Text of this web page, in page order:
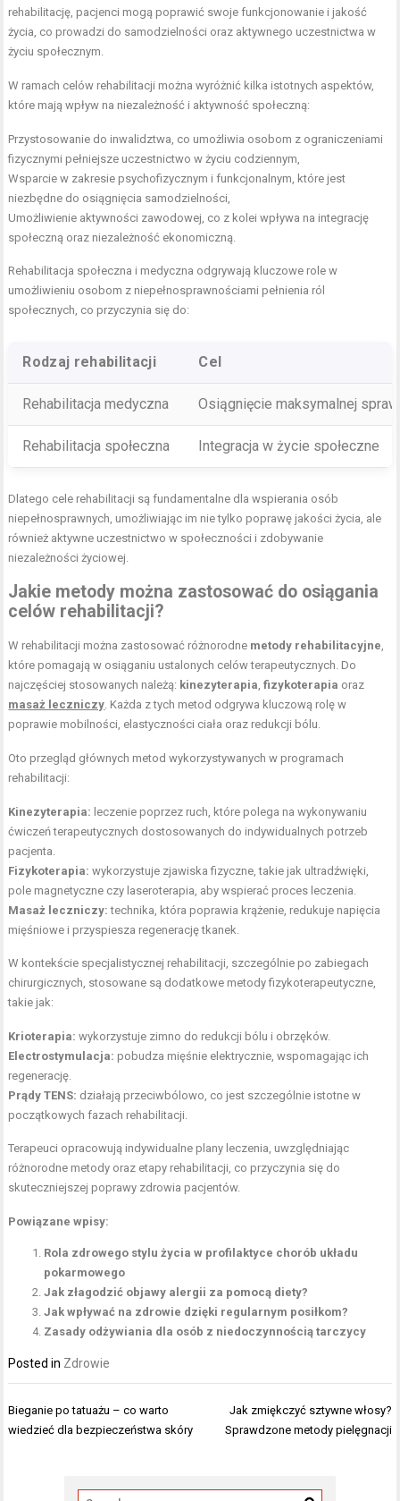
rehabilitację, pacjenci mogą poprawić swoje funkcjonowanie i jakość
życia, co prowadzi do samodzielności oraz aktywnego uczestnictwa w
życiu społecznym.
W ramach celów rehabilitacji można wyróżnić kilka istotnych aspektów,
które mają wpływ na niezależność i aktywność społeczną:
Przystosowanie do inwalidztwa, co umożliwia osobom z ograniczeniami
fizycznymi pełniejsze uczestnictwo w życiu codziennym,
Wsparcie w zakresie psychofizycznym i funkcjonalnym, które jest
niezbędne do osiągnięcia samodzielności,
Umożliwienie aktywności zawodowej, co z kolei wpływa na integrację
społeczną oraz niezależność ekonomiczną.
Rehabilitacja społeczna i medyczna odgrywają kluczowe role w
umożliwieniu osobom z niepełnosprawnościami pełnienia ról
społecznych, co przyczynia się do:
Rodzaj rehabilitacji Cel
Rehabilitacja medyczna Osiągnięcie maksymalnej
Rehabilitacja społeczna Integracja w życie społeczne
Dlatego cele rehabilitacji są fundamentalne dla wspierania osób
niepełnosprawnych, umożliwiając im nie tylko poprawę jakości życia, ale
również aktywne uczestnictwo w społeczności i zdobywanie
niezależności życiowej.
Jakie metody można zastosować do osiągania
celów rehabilitacji?
W rehabilitacji można zastosować różnorodne metody rehabilitacyjne
które pomagają w osiąganiu ustalonych celów terapeutycznych. Do
najczęściej stosowanych należą: kinezyterapia ,fizykoterapia oraz
masaż leczniczy . Każda z tych metod odgrywa kluczową rolę w
poprawie mobilności, elastyczności ciała oraz redukcji bólu.
Oto przegląd głównych metod wykorzystywanych w programach
rehabilitacji:
Kinezyterapia: leczenie poprzez ruch, które polega na wykonywaniu
ćwiczeń terapeutycznych dostosowanych do indywidualnych potrzeb
pacjenta.
Fizykoterapia: wykorzystuje zjawiska fizyczne, takie jak ultradźwięki,
pole magnetyczne czy laseroterapia, aby wspierać proces leczenia.
Masaż leczniczy: technika, która poprawia krążenie, redukuje napięcia
mięśniowe i przyspiesza regenerację tkanek.
W kontekście specjalistycznej rehabilitacji, szczególnie po zabiegach
chirurgicznych, stosowane są dodatkowe metody fizykoterapeutyczne,
takie jak:
Krioterapia: wykorzystuje zimno do redukcji bólu i obrzęków.
Electrostymulacja: pobudza mięśnie elektrycznie, wspomagając ich
regenerację.
Prądy TENS: działają przeciwbólowo, co jest szczególnie istotne w
początkowych fazach rehabilitacji.
Terapeuci opracowują indywidualne plany leczenia, uwzględniając
różnorodne metody oraz etapy rehabilitacji, co przyczynia się do
skuteczniejszej poprawy zdrowia pacjentów.
Powiązane wpisy:
Rola zdrowego stylu życia w profilaktyce chorób układu
pokarmowego
Jak złagodzić objawy alergii za pomocą diety?
Jak wpływać na zdrowie dzięki regularnym posiłkom?
Zasady odżywiania dla osób z niedoczynnością tarczycy
Posted in Zdrowie
Nawigacja
wpisu
Bieganie po tatuażu – co warto
wiedzieć dla bezpieczeństwa skóry
Jak zmiękczyć sztywne włosy?
Sprawdzone metody pielęgnacji